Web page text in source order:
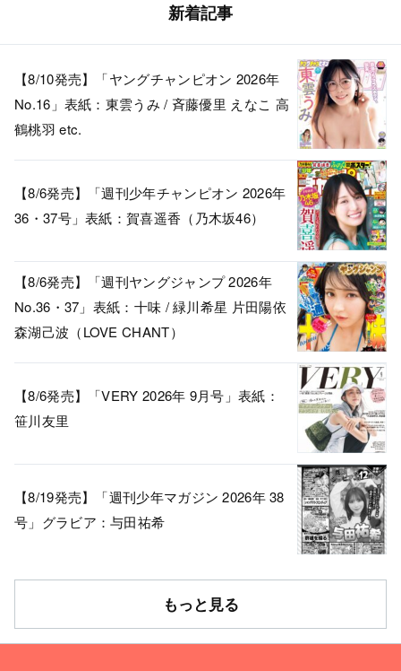
新着記事
【8/10発売】「ヤングチャンピオン 2026年
No.16」表紙：東雲うみ / 斉藤優里 えなこ 高
鶴桃羽 etc.
【8/6発売】「週刊少年チャンピオン 2026年
36・37号」表紙：賀喜遥香（乃木坂46）
【8/6発売】「週刊ヤングジャンプ 2026年
No.36・37」表紙：十味 / 緑川希星 片田陽依
森湖己波（LOVE CHANT）
【8/6発売】「VERY 2026年 9月号」表紙：
笹川友里
【8/19発売】「週刊少年マガジン 2026年 38
号」グラビア：与田祐希
もっと見る